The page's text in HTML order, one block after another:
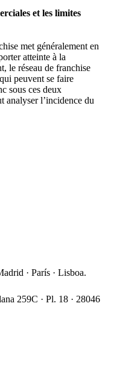
et les limites
met généralement en
atteinte à la
le réseau de franchise
peuvent se faire
sous ces deux
analyser l’incidence du
· París · Lisboa.
259C · Pl. 18 · 28046